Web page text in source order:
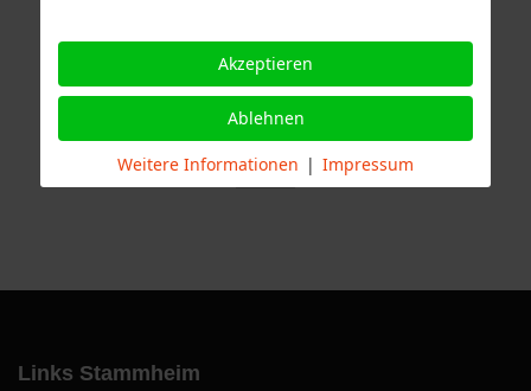
Links Stammheim
Akzeptieren
Ablehnen
Weitere Informationen | Impressum